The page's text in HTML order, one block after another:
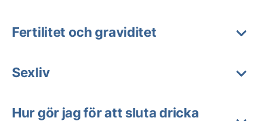
Fertilitet och graviditet
Sexliv
Hur gör jag för att sluta dricka